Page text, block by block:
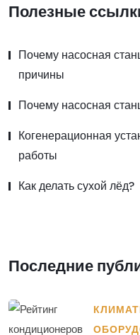
Полезные
Почему насосная
причины
Почему насосная
Когенерационная
работы
Как делать сухой лёд?
Последние